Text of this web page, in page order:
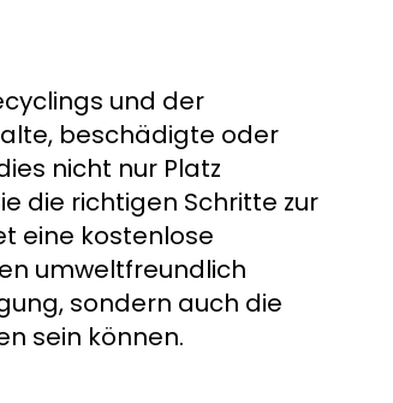
und der
beschädigte oder
nicht nur Platz
die richtigen Schritte zur
eine kostenlose
umweltfreundlich
sondern auch die
sein können.